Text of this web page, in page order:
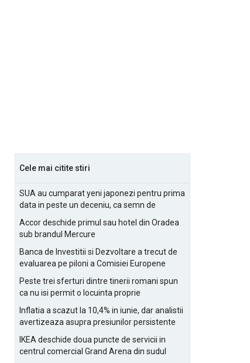
Cele mai citite stiri
SUA au cumparat yeni japonezi pentru prima
data in peste un deceniu, ca semn de
Accor deschide primul sau hotel din Oradea
sub brandul Mercure
Banca de Investitii si Dezvoltare a trecut de
evaluarea pe piloni a Comisiei Europene
Peste trei sferturi dintre tinerii romani spun
ca nu isi permit o locuinta proprie
Inflatia a scazut la 10,4% in iunie, dar analistii
avertizeaza asupra presiunilor persistente
IKEA deschide doua puncte de servicii in
centrul comercial Grand Arena din sudul